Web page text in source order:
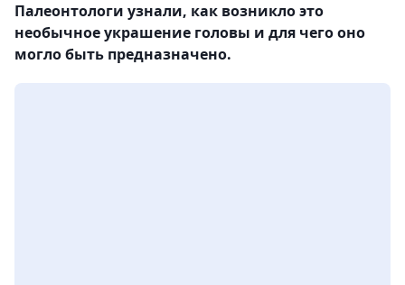
Палеонтологи узнали, как возникло это
необычное украшение головы и для чего оно
могло быть предназначено.